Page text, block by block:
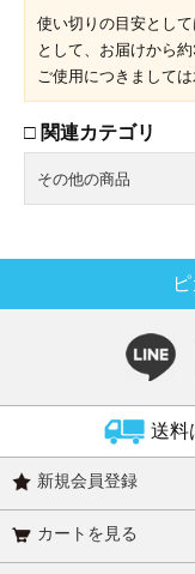
使い切りの目安とし
として、お届けから
ご使用につきまして
□ 関連カテゴリ
その他の商品
送料
新規会員登録
カートを見る